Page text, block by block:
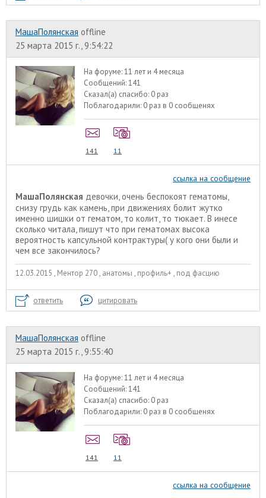
МашаПолянская offline
25 марта 2015 г., 9:54:22
На форуме:11 лет и 4 месяца
Сообщений:141
Сказал(а) спасибо: 0 раз
Поблагодарили: 0 раз в 0 сообщенях
141 11
ссылка на сообщение
МашаПолянская девочки, очень беспокоят гематомы,
снизу грудь как камень, при движениях болит жутко
именно шишки от гематом, то колит, то тюкает. В инесе
сколько читала, пишут что при гематомах высока
вероятность капсульной контрактуры( у кого они были и
чем все закончилось?
12.03.2015 , Ментор 270 , анатомы , профиль+ , под фасцию
ответить цитировать
МашаПолянская offline
25 марта 2015 г., 9:55:40
На форуме:11 лет и 4 месяца
Сообщений:141
Сказал(а) спасибо: 0 раз
Поблагодарили: 0 раз в 0 сообщенях
141 11
ссылка на сообщение